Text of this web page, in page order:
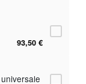
93,50 €